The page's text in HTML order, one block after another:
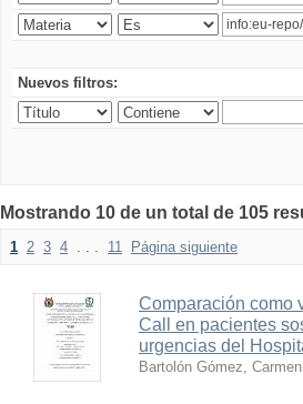
Nuevos filtros:
Mostrando 10 de un total de 105
1 2 3 4 . . . 11 Página siguiente
Comparación como
Call en pacientes
urgencias del
Bartolón Gómez,